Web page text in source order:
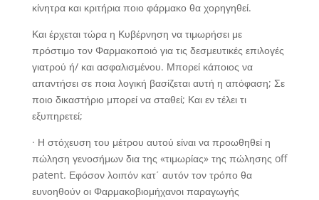
κίνητρα και κριτήρια ποιο φάρμακο θα χορηγηθεί.
Και έρχεται τώρα η Κυβέρνηση να τιμωρήσει με
πρόστιμο τον Φαρμακοποιό για τις δεσμευτικές επιλογές
γιατρού ή/ και ασφαλισμένου. Μπορεί κάποιος να
απαντήσει σε ποια λογική βασίζεται αυτή η απόφαση; Σε
ποιο δικαστήριο μπορεί να σταθεί; Και εν τέλει τι
εξυπηρετεί;
· Η στόχευση του μέτρου αυτού είναι να προωθηθεί η
πώληση γενοσήμων δια της «τιμωρίας» της πώλησης off
patent. Εφόσον λοιπόν κατ΄ αυτόν τον τρόπο θα
ευνοηθούν οι Φαρμακοβιομήχανοι παραγωγής